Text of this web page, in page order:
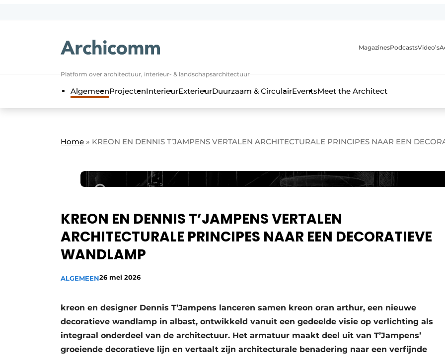
Platform over architectuur, interieur- & landschapsarchitectuur
MagazinesPodcastsVideo’s
AlgemeenProjectenInterieurExterieurDuurzaam & CirculairEventsMeet the Architect
Home » KREON EN DENNIS T’JAMPENS VERTALEN ARCHITECTURALE PRINCIPES NAAR EEN
KREON EN DENNIS T’JAMPENS VERTALEN
ARCHITECTURALE PRINCIPES NAAR EEN DECORATIEVE
WANDLAMP
ALGEMEEN26 mei 2026
kreon en designer Dennis T’Jampens lanceren samen kreon oran arthur, een nieuwe
decoratieve wandlamp in albast, ontwikkeld vanuit een gedeelde visie op verlichting als
integraal onderdeel van de architectuur. Het armatuur maakt deel uit van T’Jampens’
groeiende decoratieve lijn en vertaalt zijn architecturale benadering naar een verfijnde